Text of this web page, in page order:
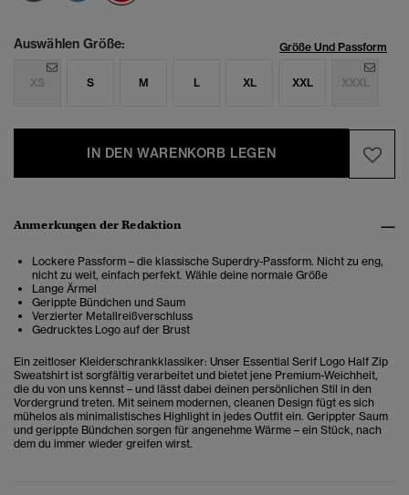
Auswählen Größe: Größe Und Passform
XS S M L XL XXL XXXL
IN DEN WARENKORB LEGEN
Anmerkungen der Redaktion
Lockere Passform – die klassische Superdry-Passform. Nicht zu eng,
nicht zu weit, einfach perfekt. Wähle deine normale Größe
Lange Ärmel
Gerippte Bündchen und Saum
Verzierter Metallreißverschluss
Gedrucktes Logo auf der Brust
Ein zeitloser Kleiderschrankklassiker: Unser Essential Serif Logo Half Zip
Sweatshirt ist sorgfältig verarbeitet und bietet jene Premium-Weichheit,
die du von uns kennst – und lässt dabei deinen persönlichen Stil in den
Vordergrund treten. Mit seinem modernen, cleanen Design fügt es sich
mühelos als minimalistisches Highlight in jedes Outfit ein. Gerippter Saum
und gerippte Bündchen sorgen für angenehme Wärme – ein Stück, nach
dem du immer wieder greifen wirst.